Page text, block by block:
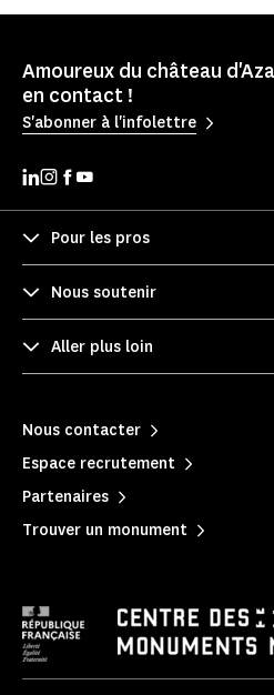
Amoureux du château
en contact !
S'abonner à l'infolettre
Pour les pros
Nous soutenir
Aller plus loin
Nous contacter
Espace recrutement
Partenaires
Trouver un monument